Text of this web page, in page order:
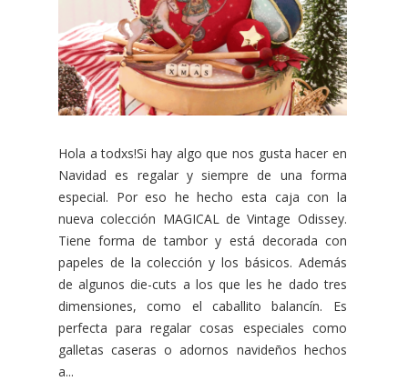
Hola a todxs!Si hay algo que nos gusta hacer en
Navidad es regalar y siempre de una forma
especial. Por eso he hecho esta caja con la
nueva colección MAGICAL de Vintage Odissey.
Tiene forma de tambor y está decorada con
papeles de la colección y los básicos. Además
de algunos die-cuts a los que les he dado tres
dimensiones, como el caballito balancín. Es
perfecta para regalar cosas especiales como
galletas caseras o adornos navideños hechos
a...